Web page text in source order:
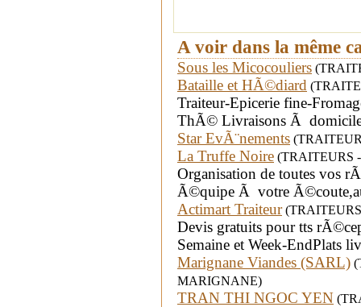
A voir dans la même
Sous les Micocouliers
Bataille et HÃ©diard
Traiteur-Epicerie fine-
ThÃ© Livraisons Ã
Star EvÃ¨nements
La Truffe Noire (TRAITEURS
Organisation de toutes vos
Ã©quipe Ã votre
Actimart Traiteur(TRAITEURS
Devis gratuits pour tts
Semaine et Week-EndPlats
Marignane Viandes (SARL)
MARIGNANE)
TRAN THI NGOC YEN